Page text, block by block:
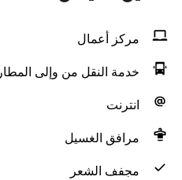
مركز أعمال
خدمة النقل من وإلى المطار
انترنت
مرافق الغسيل
مجفف الشعر